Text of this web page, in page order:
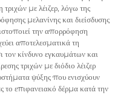
με λέιζερ, λόγω της
μελανίνης και διείσδυσης
την απορρόφηση
αποτελεσματικά τη
τον κίνδυνο εγκαυμάτων και
τριχών με διόδιο λέιζερ
ψύξης που ενισχύουν
το επιφανειακό δέρμα κατά την